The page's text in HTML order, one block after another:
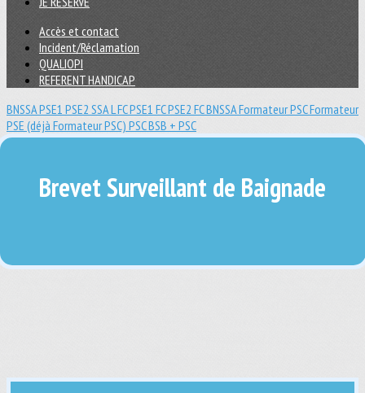
Accès et contact
Incident/Réclamation
QUALIOPI
REFERENT HANDICAP
BNSSAPSE1 PSE2 SSA LFC PSE1 FC PSE2 FC BNSSAFormateur PSCFormateur
PSE (déjà Formateur PSC) PSCBSB + PSC
Brevet Surveillant de Baignade